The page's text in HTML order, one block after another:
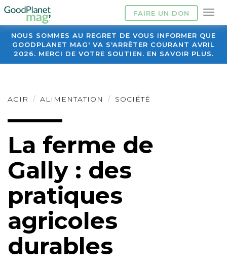
FAIRE UN DON
NOUS SOMMES AU REGRET DE VOUS INFORMER QUE
GOODPLANET MAG' VA S'ARRÊTER COURANT AVRIL
2026. MERCI DE VOTRE SOUTIEN. EN SAVOIR PLUS.
AGIR ALIMENTATION SOCIÉTÉ
La ferme de
Gally : des
pratiques
agricoles
durables